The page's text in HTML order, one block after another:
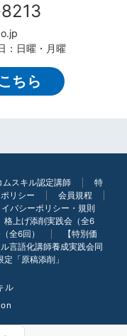
日曜・月曜
ちら
ムスキル認定講師
特
リシー
会員規程
イバシーポリシー・規則
格上げ添削実践会（全6
全6回）
【特別価
言語化講師養成実践会同
「原稿添削」
ル